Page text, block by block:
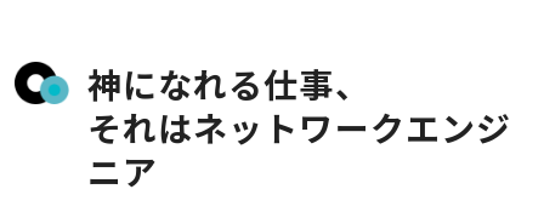
神になれる仕事、
それはネットワークエンジ
ニア